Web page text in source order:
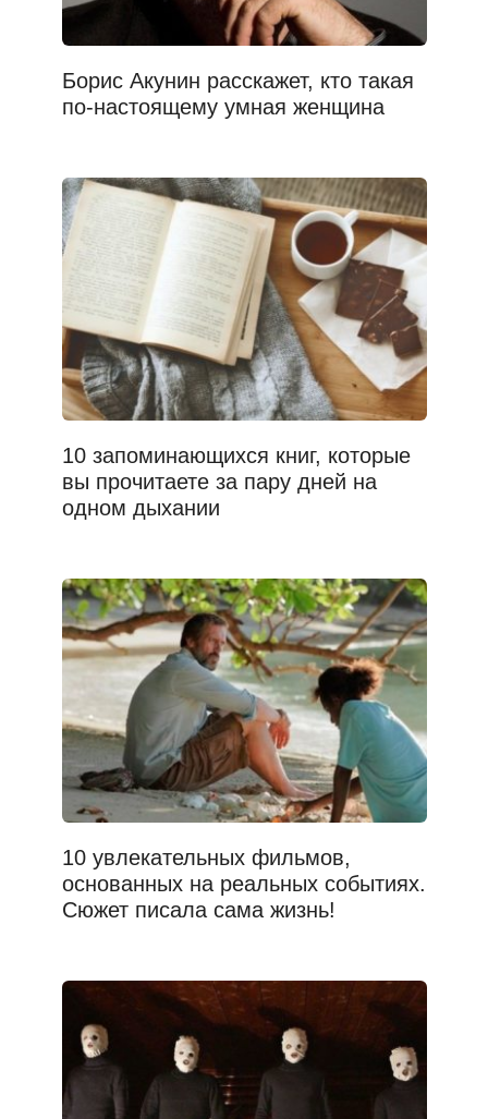
Борис Акунин расскажет, кто такая
по-настоящему умная женщина
10 запоминающихся книг, которые
вы прочитаете за пару дней на
одном дыхании
10 увлекательных фильмов,
основанных на реальных событиях.
Сюжет писала сама жизнь!